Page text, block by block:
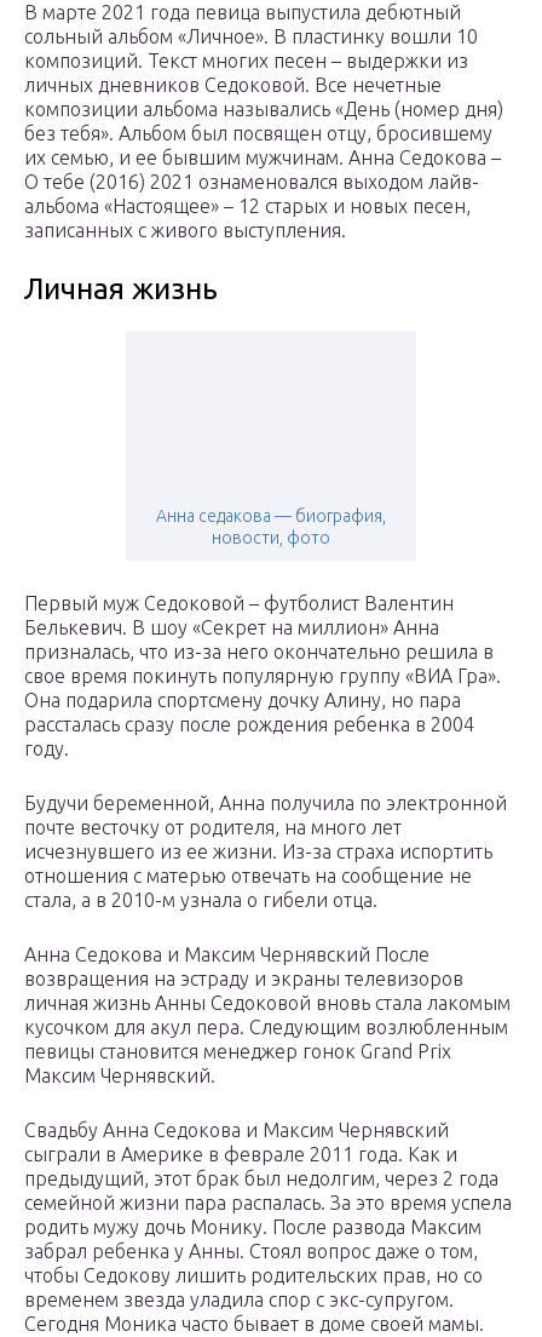
В марте 2021 года певица выпустила дебютный
сольный альбом «Личное». В пластинку вошли 10
композиций. Текст многих песен – выдержки из
личных дневников Седоковой. Все нечетные
композиции альбома назывались «День (номер дня)
без тебя». Альбом был посвящен отцу, бросившему
их семью, и ее бывшим мужчинам. Анна Седокова –
О тебе (2016) 2021 ознаменовался выходом лайв-
альбома «Настоящее» – 12 старых и новых песен,
записанных с живого выступления.
Личная жизнь
Анна седакова — биография,
новости, фото
Первый муж Седоковой – футболист Валентин
Белькевич. В шоу «Секрет на миллион» Анна
призналась, что из-за него окончательно решила в
свое время покинуть популярную группу «ВИА Гра».
Она подарила спортсмену дочку Алину, но пара
рассталась сразу после рождения ребенка в 2004
году.
Будучи беременной, Анна получила по электронной
почте весточку от родителя, на много лет
исчезнувшего из ее жизни. Из-за страха испортить
отношения с матерью отвечать на сообщение не
стала, а в 2010-м узнала о гибели отца.
Анна Седокова и Максим Чернявский После
возвращения на эстраду и экраны телевизоров
личная жизнь Анны Седоковой вновь стала лакомым
кусочком для акул пера. Следующим возлюбленным
певицы становится менеджер гонок Grand Prix
Максим Чернявский.
Свадьбу Анна Седокова и Максим Чернявский
сыграли в Америке в феврале 2011 года. Как и
предыдущий, этот брак был недолгим, через 2 года
семейной жизни пара распалась. За это время успела
родить мужу дочь Монику. После развода Максим
забрал ребенка у Анны. Стоял вопрос даже о том,
чтобы Седокову лишить родительских прав, но со
временем звезда уладила спор с экс-супругом.
Сегодня Моника часто бывает в доме своей мамы.